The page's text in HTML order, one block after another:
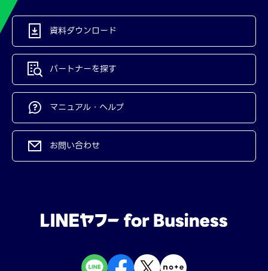
資料ダウンロード
パートナーを探す
マニュアル・ヘルプ
お問い合わせ